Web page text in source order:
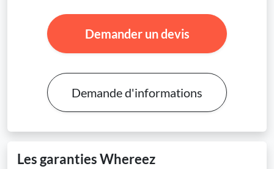
Demander un devis
Demande d'informations
Les garanties Whereez